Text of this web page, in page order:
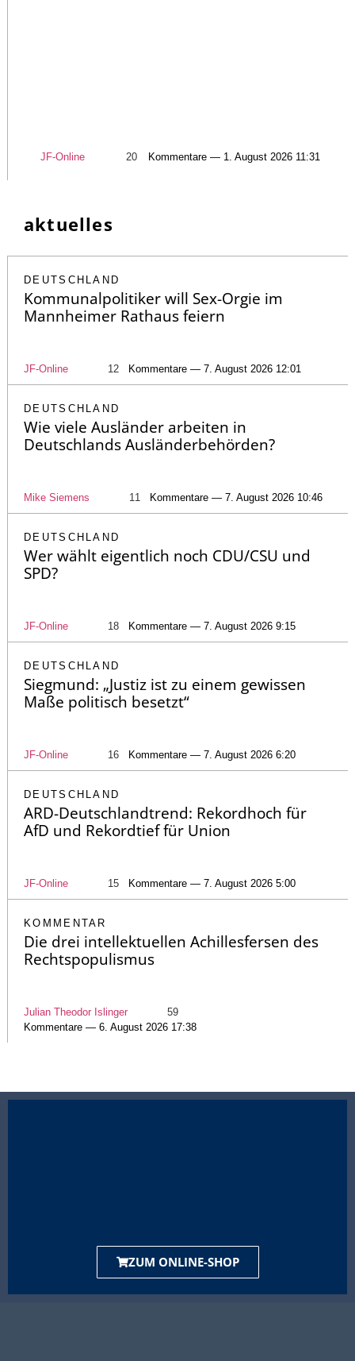
JF-Online 20 Kommentare — 1. August 2026 11:31
aktuelles
DEUTSCHLAND
Kommunalpolitiker will Sex-Orgie im
Mannheimer Rathaus feiern
JF-Online 12 Kommentare — 7. August 2026 12:01
DEUTSCHLAND
Wie viele Ausländer arbeiten in
Deutschlands Ausländerbehörden?
Mike Siemens 11 Kommentare — 7. August 2026 10:46
DEUTSCHLAND
Wer wählt eigentlich noch CDU/CSU und
SPD?
JF-Online 18 Kommentare — 7. August 2026 9:15
DEUTSCHLAND
Siegmund: „Justiz ist zu einem gewissen
Maße politisch besetzt“
JF-Online 16 Kommentare — 7. August 2026 6:20
DEUTSCHLAND
ARD-Deutschlandtrend: Rekordhoch für
AfD und Rekordtief für Union
JF-Online 15 Kommentare — 7. August 2026 5:00
KOMMENTAR
Die drei intellektuellen Achillesfersen des
Rechtspopulismus
Julian Theodor Islinger
59
Kommentare — 6. August 2026 17:38
ZUM ONLINE-SHOP